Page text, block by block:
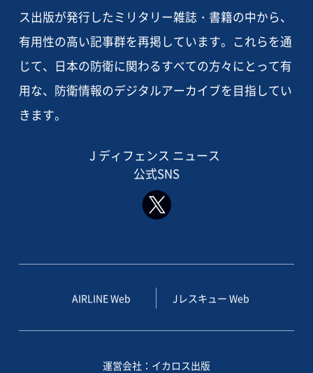
ス出版が発行したミリタリー雑誌・書籍の中から、
有用性の高い記事群を再掲しています。これらを通
じて、日本の防衛に関わるすべての方々にとって有
用な、防衛情報のデジタルアーカイブを目指してい
きます。
J ディフェンス ニュース
公式SNS
AIRLINE Web Jレスキュー Web
運営会社：イカロス出版